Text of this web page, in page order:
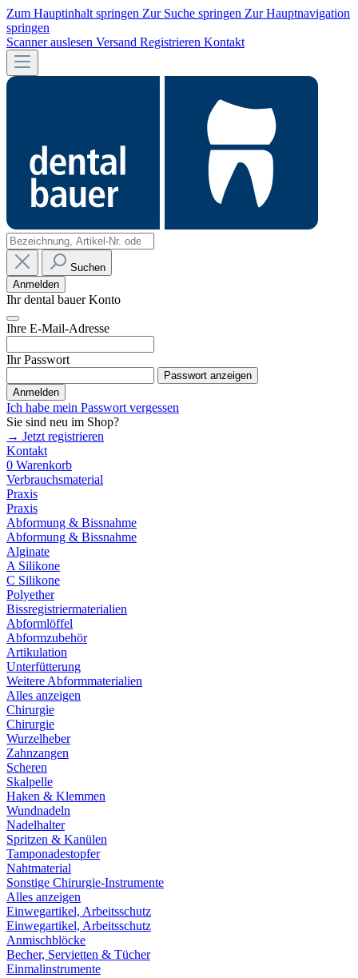
Zum Hauptinhalt springen Zur Suche springen Zur Hauptnavigation
springen
Scanner auslesen Versand Registrieren Kontakt
Suchen
Anmelden
Ihr dental bauer Konto
Ihre E-Mail-Adresse
Ihr Passwort
Passwort anzeigen
Anmelden
Ich habe mein Passwort vergessen
Sie sind neu im Shop?
→ Jetzt registrieren
Kontakt
0 Warenkorb
Verbrauchsmaterial
Praxis
Praxis
Abformung & Bissnahme
Abformung & Bissnahme
Alginate
A Silikone
C Silikone
Polyether
Bissregistriermaterialien
Abformlöffel
Abformzubehör
Artikulation
Unterfütterung
Weitere Abformmaterialien
Alles anzeigen
Chirurgie
Chirurgie
Wurzelheber
Zahnzangen
Scheren
Skalpelle
Haken & Klemmen
Wundnadeln
Nadelhalter
Spritzen & Kanülen
Tamponadestopfer
Nahtmaterial
Sonstige Chirurgie-Instrumente
Alles anzeigen
Einwegartikel, Arbeitsschutz
Einwegartikel, Arbeitsschutz
Anmischblöcke
Becher, Servietten & Tücher
Einmalinstrumente